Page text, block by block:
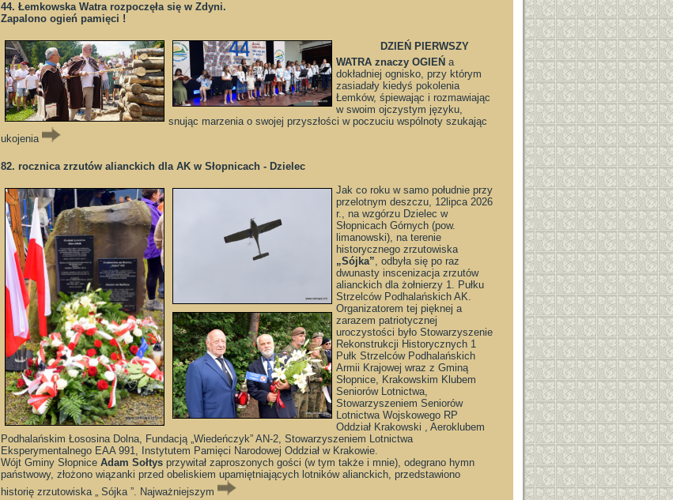
44. Łemkowska Watra rozpoczęła się w Zdyni.
Zapalono ogień pamięci !
DZIEŃ PIERWSZY
WATRA znaczy OGIEŃ a
dokładniej ognisko, przy którym
zasiadały kiedyś pokolenia
Łemków, śpiewając i rozmawiając
w swoim ojczystym języku,
snując marzenia o swojej przyszłości w poczuciu wspólnoty szukając
ukojenia
82. rocznica zrzutów alianckich dla AK w Słopnicach - Dzielec
Jak co roku w samo południe przy
przelotnym deszczu, 12lipca 2026
r., na wzgórzu Dzielec w
Słopnicach Górnych (pow.
limanowski), na terenie
historycznego zrzutowiska
„Sójka”, odbyła się po raz
dwunasty inscenizacja zrzutów
alianckich dla żołnierzy 1. Pułku
Strzelców Podhalańskich AK.
Organizatorem tej pięknej a
zarazem patriotycznej
uroczystości było Stowarzyszenie
Rekonstrukcji Historycznych 1
Pułk Strzelców Podhalańskich
Armii Krajowej wraz z Gminą
Słopnice, Krakowskim Klubem
Seniorów Lotnictwa,
Stowarzyszeniem Seniorów
Lotnictwa Wojskowego RP
Oddział Krakowski , Aeroklubem
Podhalańskim Łososina Dolna, Fundacją „Wiedeńczyk” AN-2, Stowarzyszeniem Lotnictwa
Eksperymentalnego EAA 991, Instytutem Pamięci Narodowej Oddział w Krakowie.
Wójt Gminy Słopnice Adam Sołtys przywitał zaproszonych gości (w tym także i mnie), odegrano hymn
państwowy, złożono wiązanki przed obeliskiem upamiętniających lotników alianckich, przedstawiono
historię zrzutowiska „ Sójka ”. Najważniejszym